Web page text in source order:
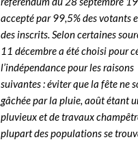
accepté par 99,5% des votants
des inscrits. Selon certaines
11 décembre a été choisi pour
l’indépendance pour les raisons
suivantes : éviter que la fête ne
gâchée par la pluie, août étant
pluvieux et de travaux
plupart des populations se